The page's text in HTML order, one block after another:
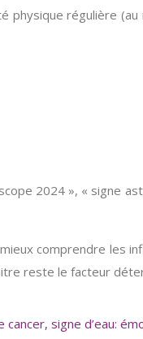
physique régulière
2024 », « signe
comprendre les
reste le facteur
cancer, signe d’eau: